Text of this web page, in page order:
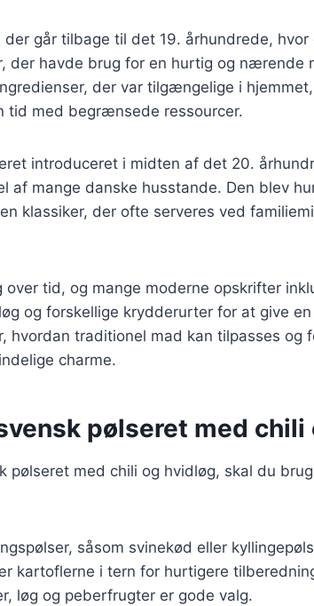
der går tilbage til det 19. århundrede,
der havde brug for en hurtig og nærende
der var tilgængelige i
tid med begrænsede ressourcer.
introduceret i midten af det 20.
af mange danske husstande. Den blev
klassiker, der ofte serveres ved
over tid, og mange moderne opskrifter
og forskellige krydderurter for at give
hvordan traditionel mad kan tilpasses og
charme.
pølseret med chili
pølseret med chili og hvidløg, skal du
såsom svinekød eller
kartoflerne i tern for hurtigere
løg og peberfrugter er gode valg.